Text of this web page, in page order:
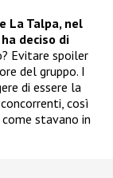
La Talpa, nel
deciso di
Evitare spoiler
del gruppo. I
di essere la
così
come stavano in